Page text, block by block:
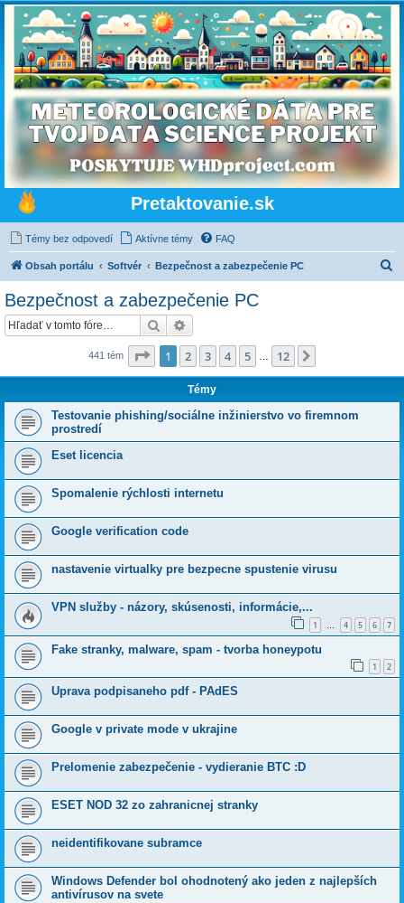
Pretaktovanie.sk
Témy bez odpovedí Aktívne témy FAQ
Obsah portálu Softvér Bezpečnost a zabezpečenie PC
Bezpečnost a zabezpečenie PC
Hľadať
441 tém Strana z12
1 2 3 4 5 12
Témy
Testovanie phishing/sociálne inžinierstvo vo firemnom
prostredí
Eset licencia
Spomalenie rýchlosti internetu
Google verification code
nastavenie virtualky pre bezpecne spustenie virusu
VPN služby - názory, skúsenosti, informácie,...
1 … 4 5 6 7
Fake stranky, malware, spam - tvorba honeypotu
1 2
Uprava podpisaneho pdf - PAdES
Google v private mode v ukrajine
Prelomenie zabezpečenie - vydieranie BTC :D
ESET NOD 32 zo zahranicnej stranky
neidentifikovane subramce
Windows Defender bol ohodnotený ako jeden z najlepších
antivírusov na svete